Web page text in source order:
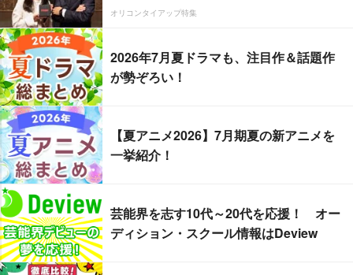
オリコンタイアップ特集
2026年7月夏ドラマも、注目作＆話題作
が勢ぞろい！
【夏アニメ2026】7月期夏の新アニメを
一挙紹介！
芸能界を志す10代～20代を応援！ オー
ディション・スクール情報はDeview